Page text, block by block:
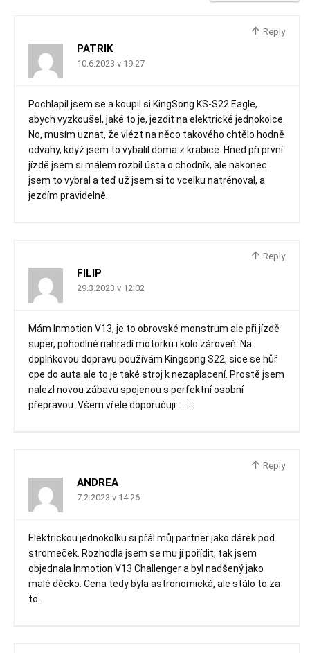
Reply
PATRIK
10.6.2023 v 19:27
Pochlapil jsem se a koupil si KingSong KS-S22 Eagle,
abych vyzkoušel, jaké to je, jezdit na elektrické jednokolce.
No, musím uznat, že vlézt na něco takového chtělo hodně
odvahy, když jsem to vybalil doma z krabice. Hned při první
jízdě jsem si málem rozbil ústa o chodník, ale nakonec
jsem to vybral a teď už jsem si to vcelku natrénoval, a
jezdím pravidelně.
Reply
FILIP
29.3.2023 v 12:02
Mám Inmotion V13, je to obrovské monstrum ale při jízdě
super, pohodlně nahradí motorku i kolo zároveň. Na
doplńkovou dopravu používám Kingsong S22, sice se hůř
cpe do auta ale to je také stroj k nezaplacení. Prostě jsem
nalezl novou zábavu spojenou s perfektní osobní
přepravou. Všem vřele doporučuji:::::::::
Reply
ANDREA
7.2.2023 v 14:26
Elektrickou jednokolku si přál můj partner jako dárek pod
stromeček. Rozhodla jsem se mu jí pořídit, tak jsem
objednala Inmotion V13 Challenger a byl nadšený jako
malé děcko. Cena tedy byla astronomická, ale stálo to za
to.